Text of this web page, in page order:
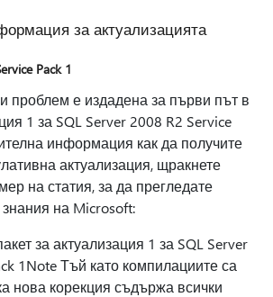
за актуализацията
Pack 1
проблем е издадена за първи път в
1 за SQL Server 2008 R2 Service
информация как да получите
актуализация, щракнете
на статия, за да прегледате
знания на Microsoft:
за актуализация 1 за SQL Server
1Note Тъй като компилациите са
нова корекция съдържа всички